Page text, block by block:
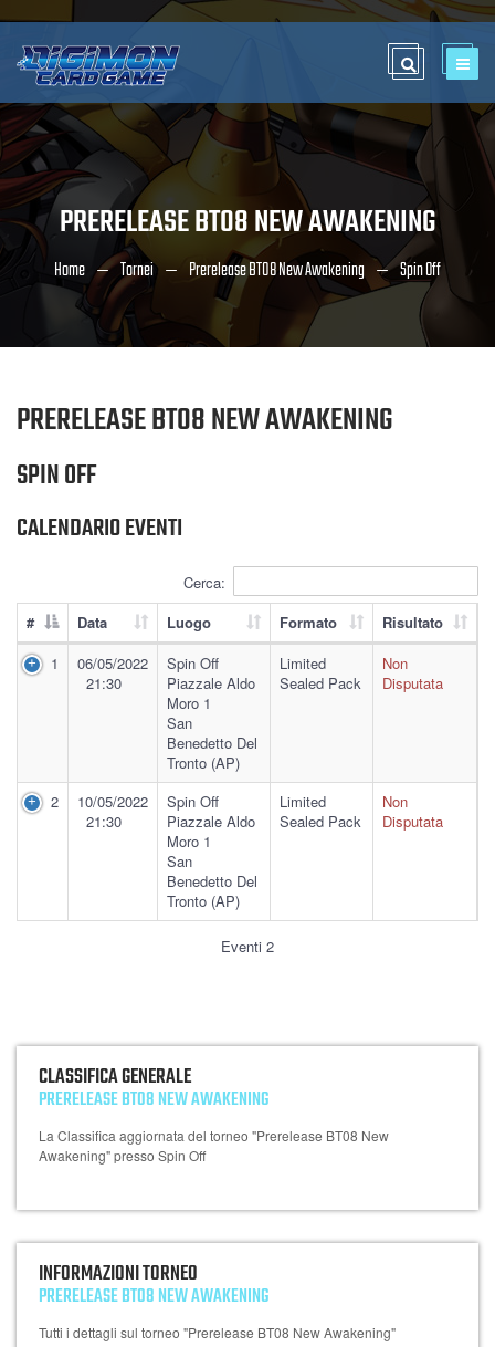
PRERELEASE BT08 NEW AWAKENING
Home Tornei Prerelease BT08 New Awakening Spin Off
PRERELEASE BT08 NEW AWAKENING
SPIN OFF
CALENDARIO EVENTI
Cerca:
#
Data Luogo Formato
Risultato
1
06/05/2022
21:30
Spin Off
Piazzale Aldo
Moro 1
San
Benedetto Del
Tronto (AP)
Limited
Sealed Pack
Non
Disputata
2
10/05/2022
21:30
Spin Off
Piazzale Aldo
Moro 1
San
Benedetto Del
Tronto (AP)
Limited
Sealed Pack
Non
Disputata
Eventi 2
CLASSIFICA GENERALE
PRERELEASE BT08 NEW AWAKENING
La Classifica aggiornata del torneo "Prerelease BT08 New
Awakening" presso Spin Off
INFORMAZIONI TORNEO
PRERELEASE BT08 NEW AWAKENING
Tutti i dettagli sul torneo "Prerelease BT08 New Awakening"